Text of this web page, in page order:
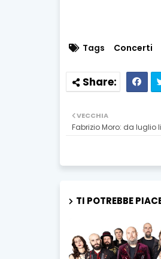
Tags Concerti
VECCHIA
Fabrizio Moro: da luglio
TI POTREBBE